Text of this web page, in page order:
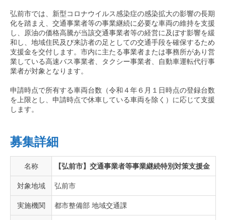
弘前市では、新型コロナウイルス感染症の感染拡大の影響の長期
化を踏まえ、交通事業者等の事業継続に必要な車両の維持を支援
し、原油の価格高騰が当該交通事業者等の経営に及ぼす影響を緩
和し、地域住民及び来訪者の足としての交通手段を確保するため
支援金を交付します。市内に主たる事業者または事務所があり営
業している高速バス事業者、タクシー事業者、自動車運転代行事
業者が対象となります。
申請時点で所有する車両台数（令和４年６月１日時点の登録台数
を上限とし、申請時点で休車している車両を除く）に応じて支援
します。
募集詳細
名称 【弘前市】交通事業者等事業継続特別対策支援金
対象地域 弘前市
実施機関 都市整備部 地域交通課